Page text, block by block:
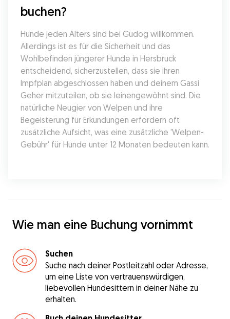
buchen?
Hunde jeden Alters sind bei Gudog willkommen.
Allerdings ist es für die Sicherheit und das
Wohlbefinden jüngerer Hunde in Hersbruck
entscheidend, sicherzustellen, dass sie ihren
Impfplan abgeschlossen haben und deinem Gassi
Geher mitzuteilen, ob sie leinengewöhnt sind. Die
natürliche Neugier von Welpen und ihre
Begeisterung für Erkundungen erfordern oft
zusätzliche Aufsicht, was eine zusätzliche 'Welpen-
Gebühr' für Hunde unter 12 Monaten bedeuten kann.
Wie man eine Buchung vornimmt
Suchen
Suche nach deiner Postleitzahl oder Adresse,
um eine Liste von vertrauenswürdigen,
liebevollen Hundesittern in deiner Nähe zu
erhalten.